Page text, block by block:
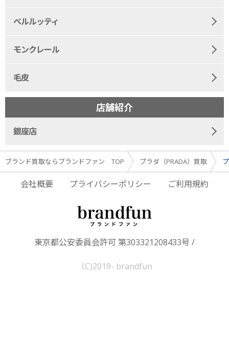
ブランド買取ならブランドファン TOP プラダ（PRADA）買取
ベルルッティ
モンクレール
毛皮
店舗紹介
銀座店
会社概要 プライバシーポリシー ご利用規約
東京都公安委員会許可 第303321208433号 /
（C)2019- brandfun